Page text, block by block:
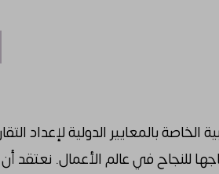
للنجاح في عالم الأعمال. نعتقد